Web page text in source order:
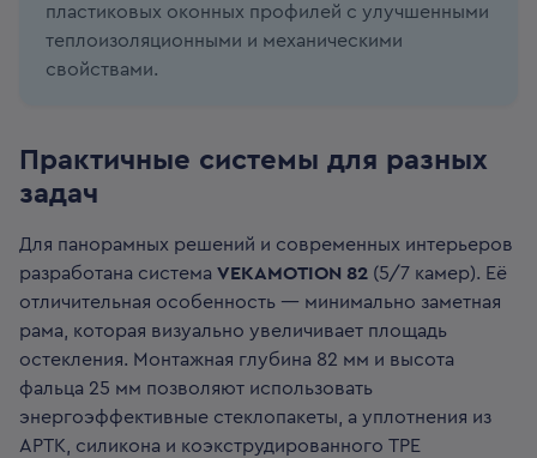
пластиковых оконных профилей с улучшенными
теплоизоляционными и механическими
свойствами.
Практичные системы для разных
задач
Для панорамных решений и современных интерьеров
разработана система VEKAMOTION 82 (5/7 камер). Её
отличительная особенность — минимально заметная
рама, которая визуально увеличивает площадь
остекления. Монтажная глубина 82 мм и высота
фальца 25 мм позволяют использовать
энергоэффективные стеклопакеты, а уплотнения из
АРТК, силикона и коэкструдированного ТРЕ